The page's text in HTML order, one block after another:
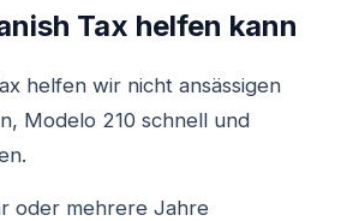
Tax helfen kann
helfen wir nicht ansässigen
Modelo 210 schnell und
oder mehrere Jahre